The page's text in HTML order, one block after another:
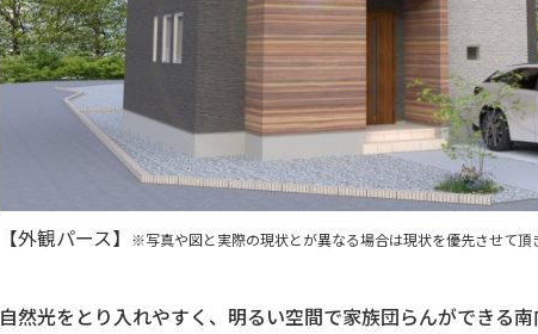
【外観パース】 ※写真や図と実際の現状とが異なる場合は現状を優先させて頂
自然光をとり入れやすく、明るい空間で家族団らんができる